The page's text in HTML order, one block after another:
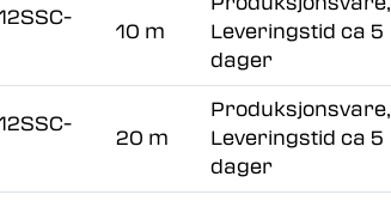
10 m
Leveringstid ca 5
dager
20 m
Produksjonsvare,
Leveringstid ca 5
dager